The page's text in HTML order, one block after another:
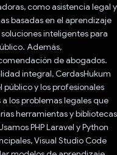
como asistencia legal y
basadas en el aprendizaje
inteligentes para
Además,
de abogados.
integral, CerdasHukum
y los profesionales
los problemas legales que
herramientas y bibliotecas
PHP Laravel y Python
Visual Studio Code